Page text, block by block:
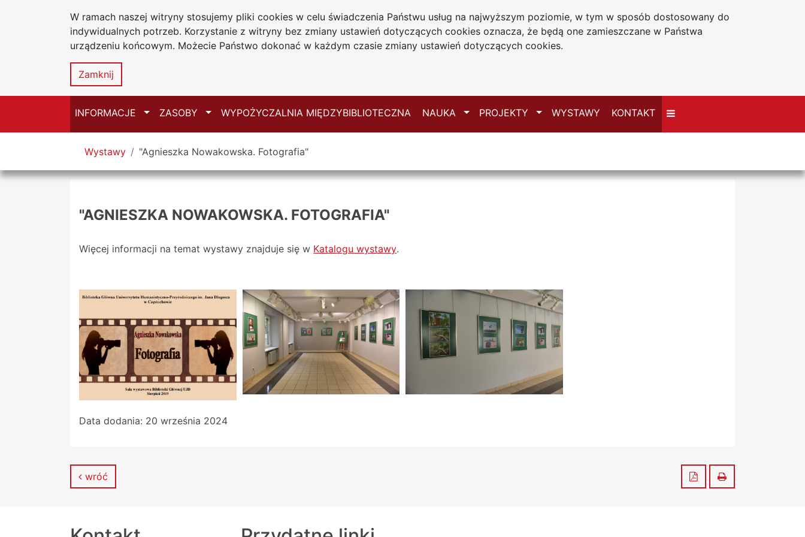
W ramach naszej witryny stosujemy pliki cookies w celu świadczenia Państwu usług na najwyższym poziomie, w tym w sposób dostosowany do
indywidualnych potrzeb. Korzystanie z witryny bez zmiany ustawień dotyczących cookies oznacza, że będą one zamieszczane w Państwa
urządzeniu końcowym. Możecie Państwo dokonać w każdym czasie zmiany ustawień dotyczących cookies.
Zamknij
Przejdź do głównego menu
Przejdź do treści
Przejdź do wyszukiwarki
Przejdź do mapy serwisuBiblioteka Uniwersytecka
Uniwersytetu Jana Długosza
w Częstochowie
Deklaracja dostępności
Mapa serwisu
INFORMACJE Przełącz
ZASOBY Przełącz
WYPOŻYCZALNIA MIĘDZYBIBLIOTECZNA NAUKA Przełącz
PROJEKTY Przełącz
WYSTAWY KONTAKT
Tutaj jesteś
Wystawy "Agnieszka Nowakowska. Fotografia"
"AGNIESZKA NOWAKOWSKA. FOTOGRAFIA"
Więcej informacji na temat wystawy znajduje się w Katalogu wystawy.
Data dodania: 20 września 2024
wróć Zapisz do PDF
Drukuj